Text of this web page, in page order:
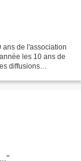
ans de l'association
les 10 ans de
diffusions